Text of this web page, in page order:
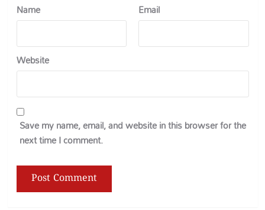
Name Email
Website
Save my name, email, and website in this browser for the
next time I comment.